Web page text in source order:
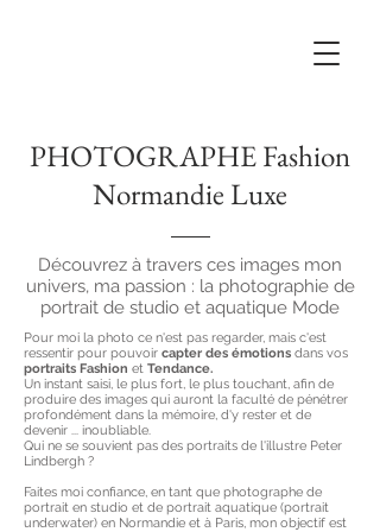
PHOTOGRAPHE Fashion
Normandie Luxe
Découvrez à travers ces images mon
univers, ma passion : la photographie de
portrait de studio et aquatique Mode
Pour moi la photo ce n'est pas regarder, mais c'est
ressentir pour pouvoir capter des émotions dans vos
portraits Fashion et Tendance.
Un instant saisi, le plus fort, le plus touchant, afin de
produire des images qui auront la faculté de pénétrer
profondément dans la mémoire, d'y rester et de
devenir ... inoubliable.
Qui ne se souvient pas des portraits de l'illustre Peter
Lindbergh ?
Faites moi confiance, en tant que photographe de
portrait en studio et de portrait aquatique (portrait
underwater) en Normandie et à Paris, mon objectif est